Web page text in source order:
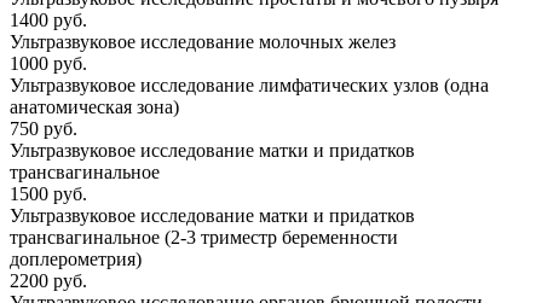
1400 руб.
Ультразвуковое исследование молочных желез
1000 руб.
Ультразвуковое исследование лимфатических узлов (одна
анатомическая зона)
750 руб.
Ультразвуковое исследование матки и придатков
трансвагинальное
1500 руб.
Ультразвуковое исследование матки и придатков
трансвагинальное (2-3 триместр беременности
доплерометрия)
2200 руб.